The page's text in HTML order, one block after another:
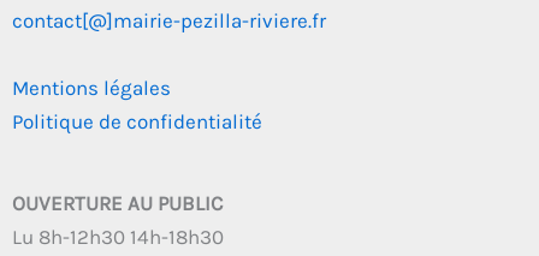
contact[@]mairie-pezilla-riviere.fr
Mentions légales
Politique de confidentialité
OUVERTURE AU PUBLIC
Lu 8h-12h30 14h-18h30